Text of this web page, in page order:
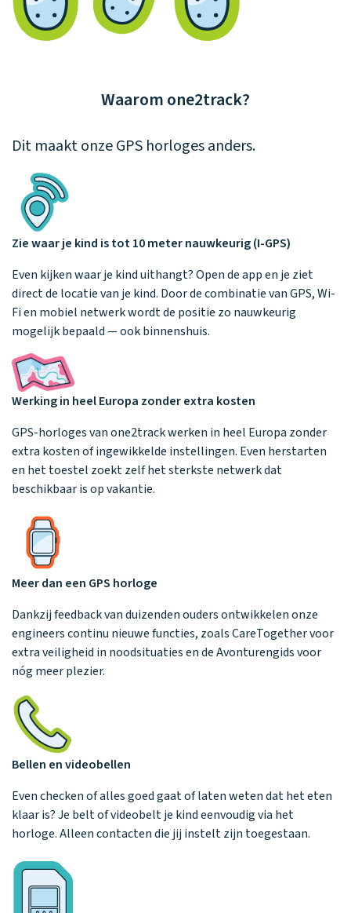
Waarom one2track?
Dit maakt onze GPS horloges anders.
Zie waar je kind is tot 10 meter nauwkeurig (I-GPS)
Even kijken waar je kind uithangt? Open de app en je ziet
direct de locatie van je kind. Door de combinatie van GPS, Wi-
Fi en mobiel netwerk wordt de positie zo nauwkeurig
mogelijk bepaald — ook binnenshuis.
Werking in heel Europa zonder extra kosten
GPS-horloges van one2track werken in heel Europa zonder
extra kosten of ingewikkelde instellingen. Even herstarten
en het toestel zoekt zelf het sterkste netwerk dat
beschikbaar is op vakantie.
Meer dan een GPS horloge
Dankzij feedback van duizenden ouders ontwikkelen onze
engineers continu nieuwe functies, zoals CareTogether voor
extra veiligheid in noodsituaties en de Avonturengids voor
nóg meer plezier.
Bellen en videobellen
Even checken of alles goed gaat of laten weten dat het eten
klaar is? Je belt of videobelt je kind eenvoudig via het
horloge. Alleen contacten die jij instelt zijn toegestaan.